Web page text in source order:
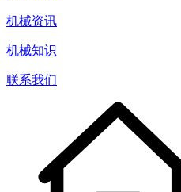
机械资讯
机械知识
联系我们